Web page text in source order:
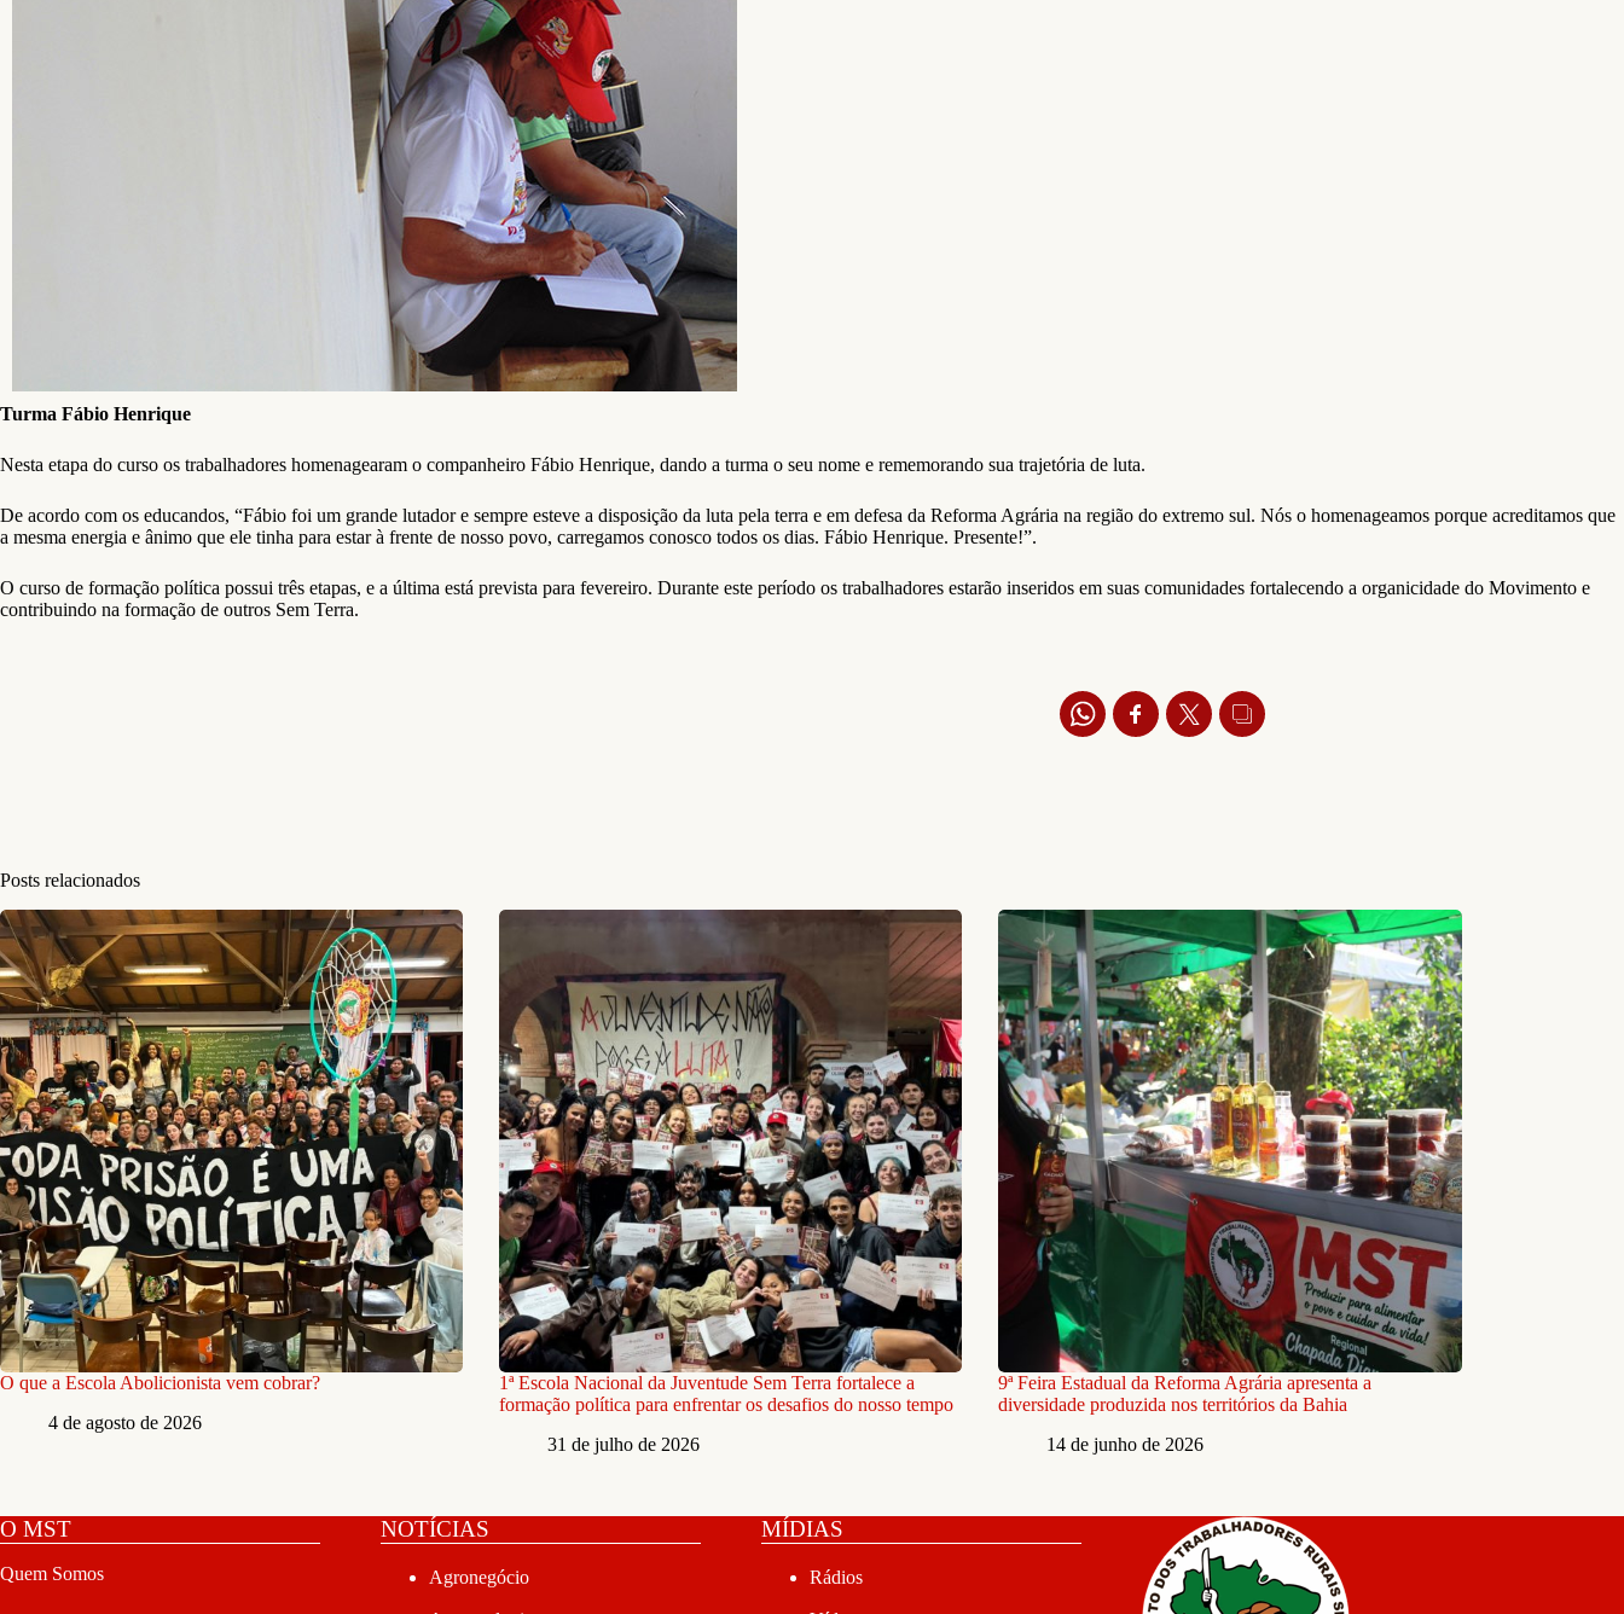
Turma Fábio Henrique
Nesta etapa do curso os trabalhadores homenagearam o companheiro Fábio Henrique, dando a turma o seu nome e rememorando sua trajetória de luta.
De acordo com os educandos, “Fábio foi um grande lutador e sempre esteve a disposição da luta pela terra e em defesa da Reforma Agrária na região do extremo sul. Nós o homenageamos porque acreditamos que
a mesma energia e ânimo que ele tinha para estar à frente de nosso povo, carregamos conosco todos os dias. Fábio Henrique. Presente!”.
O curso de formação política possui três etapas, e a última está prevista para fevereiro. Durante este período os trabalhadores estarão inseridos em suas comunidades fortalecendo a organicidade do Movimento e
contribuindo na formação de outros Sem Terra.
Posts relacionados
O que a Escola Abolicionista vem cobrar?
4 de agosto de 2026
1ª Escola Nacional da Juventude Sem Terra fortalece a
formação política para enfrentar os desafios do nosso tempo
31 de julho de 2026
9ª Feira Estadual da Reforma Agrária apresenta a
diversidade produzida nos territórios da Bahia
14 de junho de 2026
O MST
Quem Somos
NOTÍCIAS
Agronegócio
MÍDIAS
Rádios